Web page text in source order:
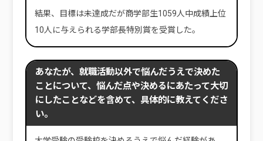
結果、目標は未達成だが商学部生1059人中成績上位
10人に与えられる学部長特別賞を受賞した。
あなたが、就職活動以外で悩んだうえで決めた
ことについて、悩んだ点や決めるにあたって大切
にしたことなどを含めて、具体的に教えてくださ
い。